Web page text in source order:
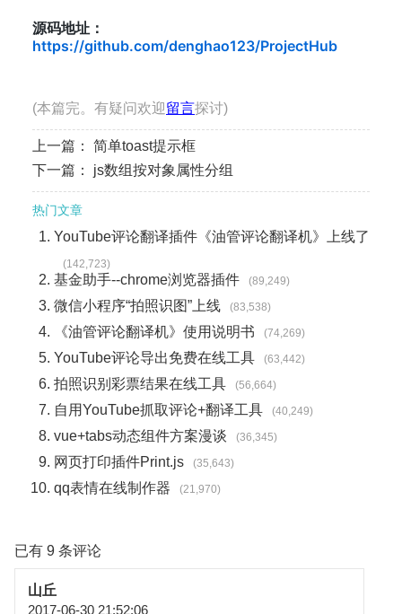
源码地址：
https://github.com/denghao123/ProjectHub
(本篇完。有疑问欢迎留言探讨)
上一篇： 简单toast提示框
下一篇： js数组按对象属性分组
热门文章
YouTube评论翻译插件《油管评论翻译机》上线了
(142,723)
基金助手--chrome浏览器插件 (89,249)
微信小程序“拍照识图”上线 (83,538)
《油管评论翻译机》使用说明书 (74,269)
YouTube评论导出免费在线工具 (63,442)
拍照识别彩票结果在线工具 (56,664)
自用YouTube抓取评论+翻译工具 (40,249)
vue+tabs动态组件方案漫谈 (36,345)
网页打印插件Print.js (35,643)
qq表情在线制作器 (21,970)
已有 9 条评论
山丘
2017-06-30 21:52:06